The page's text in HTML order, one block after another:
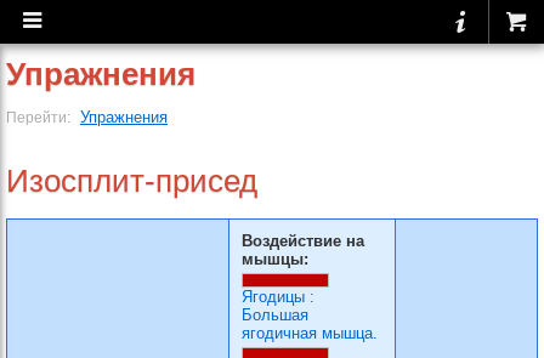
Упражнения
Перейти: Упражнения
Изосплит-присед
Воздействие на
мышцы:
Ягодицы :
Большая
ягодичная мышца.